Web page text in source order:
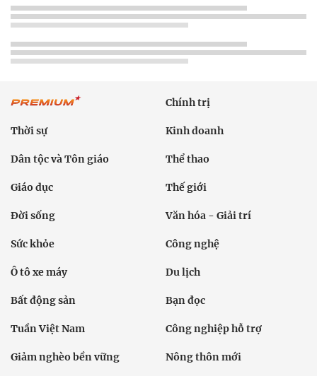
Chính trị
Thời sự Kinh doanh
Dân tộc và Tôn giáo Thể thao
Giáo dục Thế giới
Đời sống Văn hóa - Giải trí
Sức khỏe Công nghệ
Ô tô xe máy Du lịch
Bất động sản Bạn đọc
Tuần Việt Nam Công nghiệp hỗ trợ
Giảm nghèo bền vững Nông thôn mới